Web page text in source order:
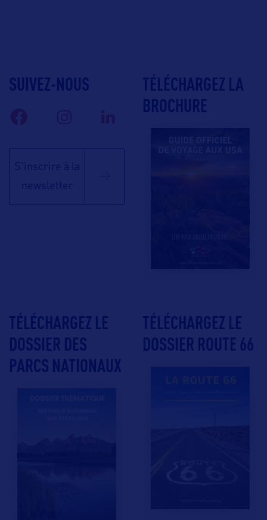
SUIVEZ-NOUS
S'inscrire à la
newsletter
TÉLÉCHARGEZ LA
BROCHURE
TÉLÉCHARGEZ LE
DOSSIER DES
PARCS NATIONAUX
TÉLÉCHARGEZ LE
DOSSIER ROUTE 66